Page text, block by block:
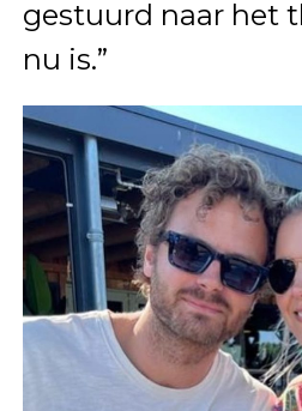
gestuurd naar het
nu is.”